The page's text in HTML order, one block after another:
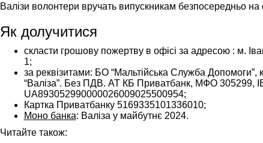
Валізи волонтери вручать випускникам безпосередньо на
Як долучитися
скласти грошову пожертву в офісі за адресою : м.
1;
за реквізитами: БО “Мальтійська Служба
“Валіза”. Без ПДВ. АТ КБ Приватбанк, МФО 305299,
UA893052990000026009025500954;
Картка Приватбанку 5169335101336010;
Моно банка: Валіза у майбутнє 2024.
Читайте також: